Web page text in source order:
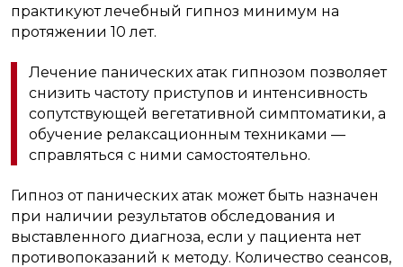
практикуют лечебный гипноз минимум на
протяжении 10 лет.
Лечение панических атак гипнозом позволяет
снизить частоту приступов и интенсивность
сопутствующей вегетативной симптоматики, а
обучение релаксационным техниками —
справляться с ними самостоятельно.
Гипноз от панических атак может быть назначен
при наличии результатов обследования и
выставленного диагноза, если у пациента нет
противопоказаний к методу. Количество сеансов,